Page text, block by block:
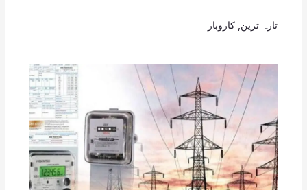
تازہ ترین کاروبار